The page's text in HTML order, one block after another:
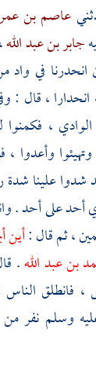
عاصم بن
جابر بن عبد الله،
انحدرنا في واد
، قال :
، فكمنوا
وأعدوا ،
شدوا علينا
أحد على أحد .
، ثم قال :أين
بن عبد الله.
فانطلق الناس
وسلم نفر من